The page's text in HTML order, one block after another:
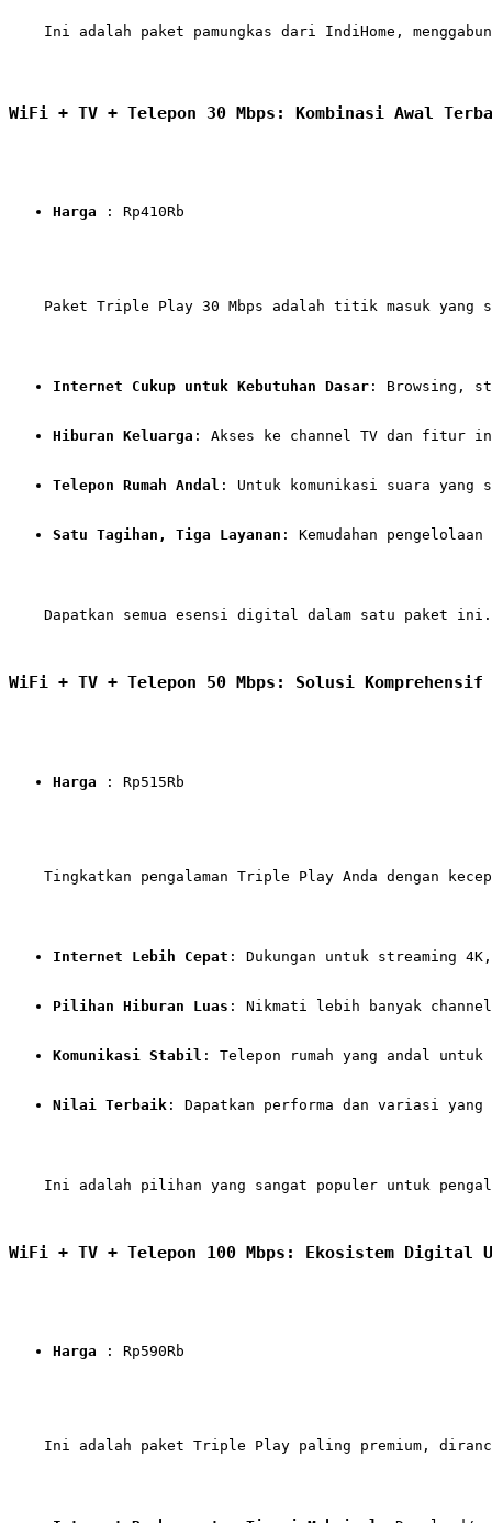
Ini adalah paket pamungkas dari IndiHome,
WiFi + TV + Telepon 30 Mbps: Kombinasi Awal
Harga : Rp410Rb
Paket Triple Play 30 Mbps adalah titik masuk yang
Internet Cukup untuk Kebutuhan Dasar : Browsing,
Hiburan Keluarga : Akses ke channel TV dan fitur
Telepon Rumah Andal : Untuk komunikasi suara
Satu Tagihan, Tiga Layanan : Kemudahan
    Dapatkan semua esensi digital dalam satu paket ini.
WiFi + TV + Telepon 50 Mbps: Solusi Komprehensif
Harga : Rp515Rb
Tingkatkan pengalaman Triple Play Anda dengan
Internet Lebih Cepat : Dukungan untuk streaming
Pilihan Hiburan Luas : Nikmati lebih banyak
Komunikasi Stabil : Telepon rumah yang andal
Nilai Terbaik : Dapatkan performa dan variasi
Ini adalah pilihan yang sangat populer untuk
WiFi + TV + Telepon 100 Mbps: Ekosistem Digital
Harga : Rp590Rb
Ini adalah paket Triple Play paling premium,